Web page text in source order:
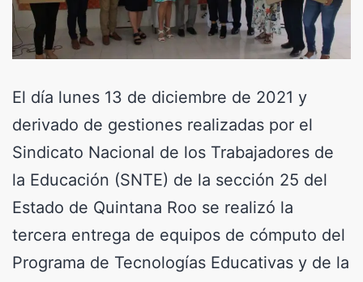
El día lunes 13 de diciembre de 2021 y
derivado de gestiones realizadas por el
Sindicato Nacional de los Trabajadores de
la Educación (SNTE) de la sección 25 del
Estado de Quintana Roo se realizó la
tercera entrega de equipos de cómputo del
Programa de Tecnologías Educativas y de la